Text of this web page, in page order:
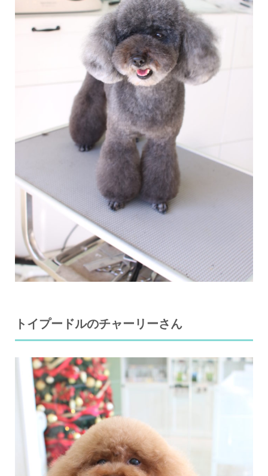
トイプードルのチャーリーさん